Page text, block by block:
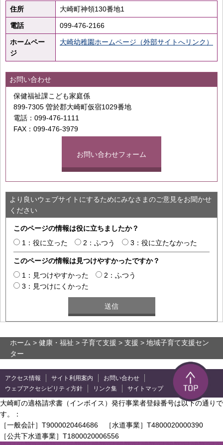
住所 大崎町神領130番地1
電話 099-476-2166
ホームペー
ジ
大崎幼稚園ホームページ（外部サイトへリンク）
お問い合わせ
保健福祉課こども家庭係
899-7305 曽於郡大崎町仮宿1029番地
電話：099-476-1111
FAX：099-476-3979
お問い合わせフォーム
より良いウェブサイトにするためにみなさまのご意見をお聞かせ
ください
このページの情報は役に立ちましたか？
1：役に立った
2：ふつう 3：役に立たなかった
このページの情報は見つけやすかったですか？
1：見つけやすかった
2：ふつう
3：見つけにくかった
ホーム > 健康・福祉 > 子育て支援 > 支援 > 地域子育て支援セン
ター
アクセス情報 サイト利用案内
お問い合わせ
ウェブアクセシビリティ方針
リンク集 サイトマップ
大崎町の適格請求書（インボイス）発行事業者登録番号は以下の通りで
す。：
［一般会計］T9000020464686 ［水道事業］T4800020000390
［公共下水道事業］T1800020006556